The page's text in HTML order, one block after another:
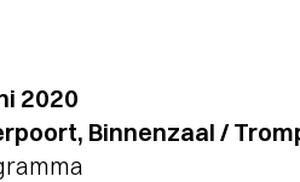
2020
Binnenzaal /